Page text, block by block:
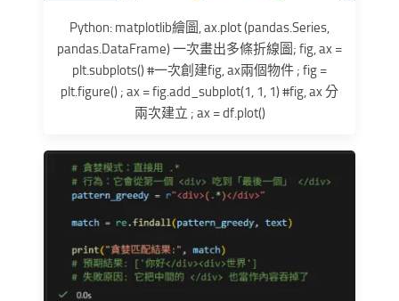
Python: matplotlib繪圖, ax.plot (pandas.Series,
pandas.DataFrame) 一次畫出多條折線圖; fig, ax =
plt.subplots() #一次創建fig, ax兩個物件 ; fig =
plt.figure() ; ax = fig.add_subplot(1, 1, 1) #fig, ax 分
兩次建立 ; ax = df.plot()